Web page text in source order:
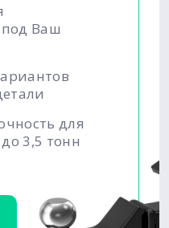
Ваш
для
3,5 тонн